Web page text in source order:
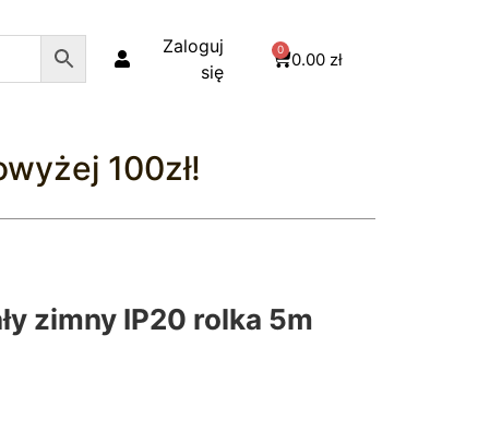
Zaloguj
się
0.00 zł
0
100zł!
zimny IP20 rolka 5m